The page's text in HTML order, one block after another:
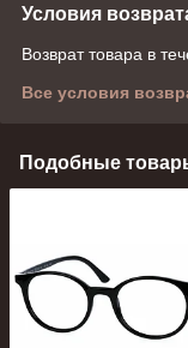
Условия
Возврат товара в
Все условия
Подобные